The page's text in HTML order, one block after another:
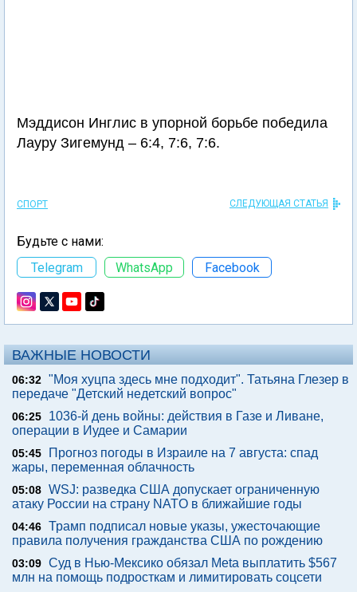
Мэддисон Инглис в упорной борьбе победила
Лауру Зигемунд – 6:4, 7:6, 7:6.
СПОРТ СЛЕДУЮЩАЯ СТАТЬЯ
Будьте с нами:
Telegram
WhatsApp Facebook
ВАЖНЫЕ НОВОСТИ
06:32 "Моя хуцпа здесь мне подходит". Татьяна Глезер в
передаче "Детский недетский вопрос"
06:25
1036-й день войны: действия в Газе и Ливане,
операции в Иудее и Самарии
05:45
Прогноз погоды в Израиле на 7 августа: спад
жары, переменная облачность
05:08 WSJ: разведка США допускает ограниченную
атаку России на страну NATO в ближайшие годы
04:46 Трамп подписал новые указы, ужесточающие
правила получения гражданства США по рождению
03:09 Суд в Нью-Мексико обязал Meta выплатить $567
млн на помощь подросткам и лимитировать соцсети